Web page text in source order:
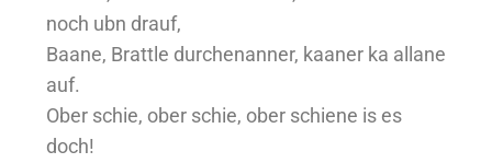
noch ubn drauf,
Baane, Brattle durchenanner, kaaner ka allane
auf.
Ober schie, ober schie, ober schiene is es
doch!